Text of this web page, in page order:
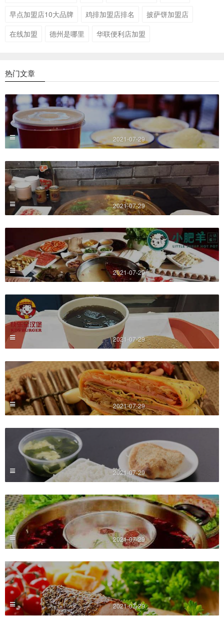
早点加盟店10大品牌
鸡排加盟店排名
披萨饼加盟店
在线加盟
德州是哪里 华联便利店加盟
热门文章
2021-07-29
2021-07-29
2021-07-29
2021-07-29
2021-07-29
2021-07-29
2021-07-29
2021-07-29